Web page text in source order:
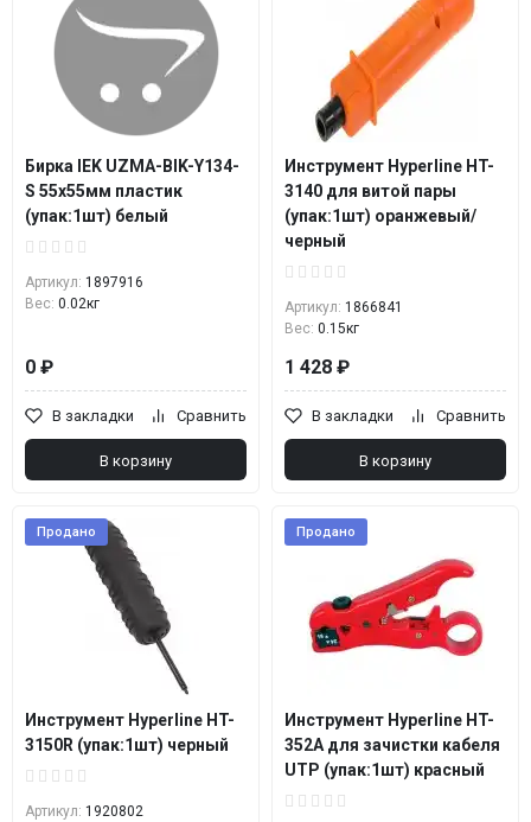
Бирка IEK UZMA-BIK-Y134-
S 55x55мм пластик
(упак:1шт) белый
Артикул: 1897916
Вес: 0.02кг
0 ₽
В закладки Сравнить
В корзину
Инструмент Hyperline HT-
3140 для витой пары
(упак:1шт) оранжевый/
черный
Артикул: 1866841
Вес: 0.15кг
1 428 ₽
В закладки Сравнить
В корзину
Продано
Инструмент Hyperline HT-
3150R (упак:1шт) черный
Артикул: 1920802
Продано
Инструмент Hyperline HT-
352A для зачистки кабеля
UTP (упак:1шт) красный